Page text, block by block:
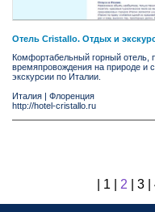
Отель Cristallo. Отдых и
Комфортабельный горный отель,
времяпровождения на природе и
экскурсии по Италии.
Италия | Флоренция
http://hotel-cristallo.ru
1 2 3